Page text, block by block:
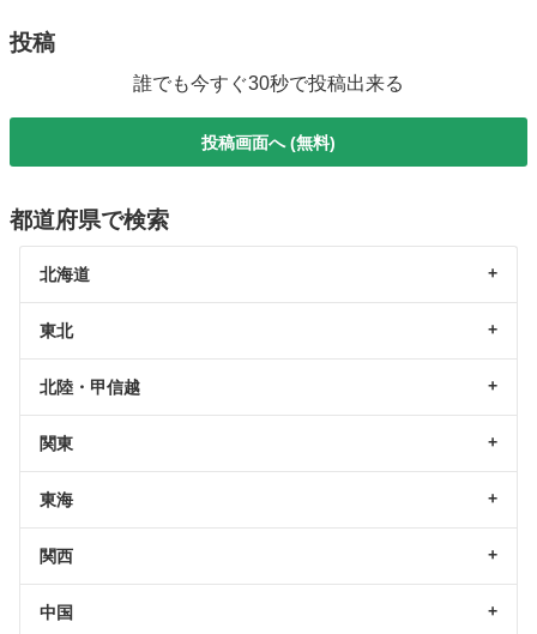
投稿
誰でも今すぐ30秒で投稿出来る
投稿画面へ (無料)
都道府県で検索
北海道
東北
北陸・甲信越
関東
東海
関西
中国